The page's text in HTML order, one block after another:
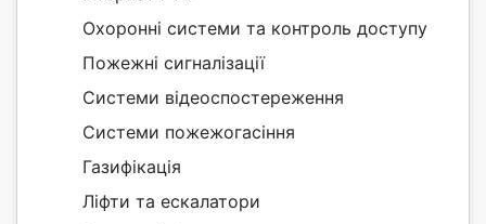
Охоронні системи та контроль доступу
Пожежні сигналізації
Системи відеоспостереження
Системи пожежогасіння
Газифікація
Ліфти та ескалатори